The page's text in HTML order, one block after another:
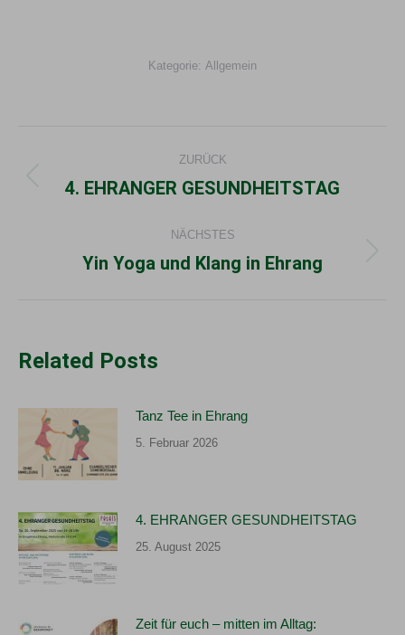
Kategorie: Allgemein
ZURÜCK
Vorheriger
4. EHRANGER GESUNDHEITSTAG
NÄCHSTES
Nächster
Yin Yoga und Klang in Ehrang
Related Posts
Tanz Tee in Ehrang
5. Februar 2026
4. EHRANGER GESUNDHEITSTAG
25. August 2025
Zeit für euch – mitten im Alltag: